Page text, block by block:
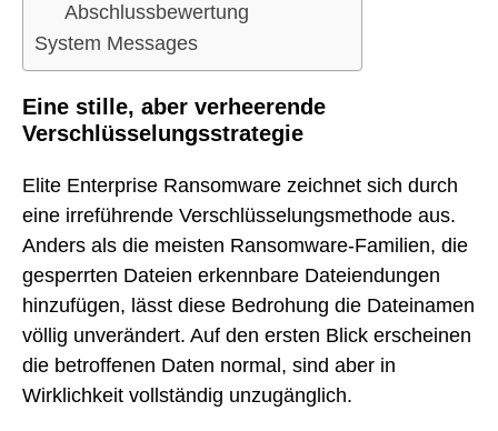
Abschlussbewertung
System Messages
Eine stille, aber verheerende
Verschlüsselungsstrategie
Elite Enterprise Ransomware zeichnet sich durch
eine irreführende Verschlüsselungsmethode aus.
Anders als die meisten Ransomware-Familien, die
gesperrten Dateien erkennbare Dateiendungen
hinzufügen, lässt diese Bedrohung die Dateinamen
völlig unverändert. Auf den ersten Blick erscheinen
die betroffenen Daten normal, sind aber in
Wirklichkeit vollständig unzugänglich.